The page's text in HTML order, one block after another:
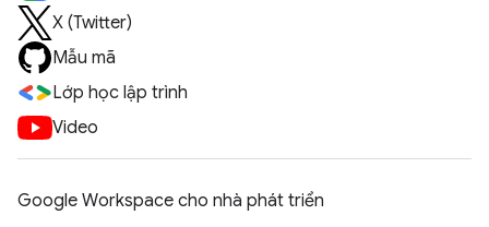
X (Twitter)
Mẫu mã
Lớp học lập trình
Video
Google Workspace cho nhà phát triển